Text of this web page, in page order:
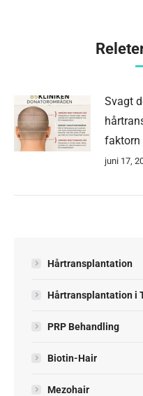
Svagt
faktorn
juni 17,
Hårtransplantation
Hårtransplantation i
PRP Behandling
Biotin-Hair
Mezohair